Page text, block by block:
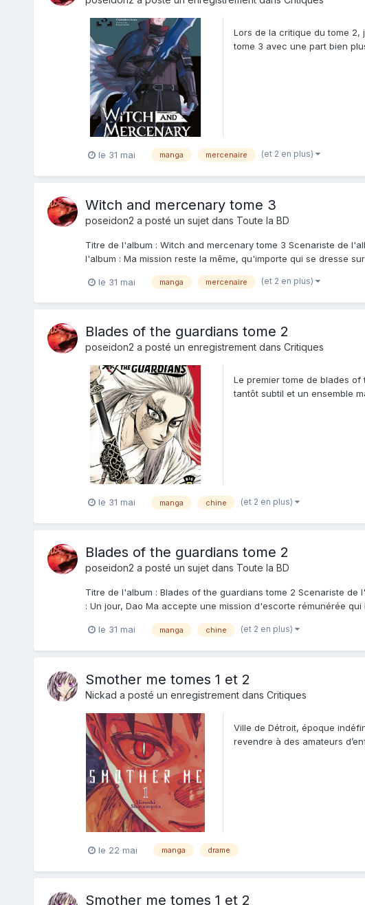
Lors de la critique du tome
tome 3 avec une part bien
le 31 mai manga mercenaire (et 2 en plus)
Witch and mercenary tome 3
poseidon2 a posté un sujet dans Toute la BD
Titre de l'album : Witch and mercenary tome 3 Scenariste de
l'album : Ma mission reste la même, qu'importe qui se dresse
le 31 mai manga mercenaire (et 2 en plus)
Blades of the guardians tome 2
poseidon2 a posté un enregistrement dans Critiques
Le premier tome de blades
tantôt subtil et un ensemble
le 31 mai manga chine (et 2 en plus)
Blades of the guardians tome 2
poseidon2 a posté un sujet dans Toute la BD
Titre de l'album : Blades of the guardians tome 2 Scenariste de
: Un jour, Dao Ma accepte une mission d'escorte rémunérée qui
le 31 mai manga chine (et 2 en plus)
Smother me tomes 1 et 2
Nickad a posté un enregistrement dans Critiques
Ville de Détroit, époque
revendre à des amateurs
le 22 mai manga drame
Smother me tomes 1 et 2